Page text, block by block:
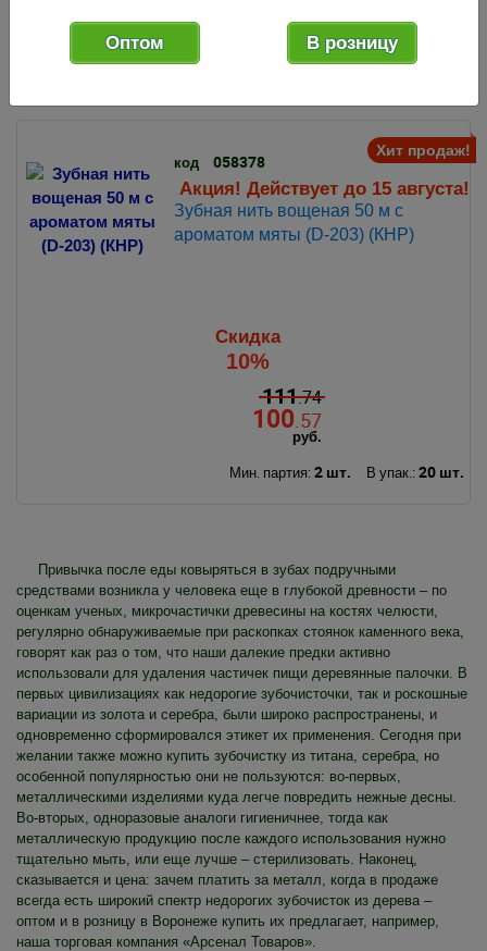
.33 руб.
Мин. партия:2 шт. В упак.:
Хит продаж!
код
058378
Акция! Действует до 15 августа!
Зубная нить вощеная 50 м с
ароматом мяты (D-203) (КНР)
Скидка
10%
111.74
100.57
руб.
Мин. партия: 2 шт. В упак.: 20 шт.
Привычка после еды ковыряться в зубах подручными
средствами возникла у человека еще в глубокой древности – по
оценкам ученых, микрочастички древесины на костях челюсти,
регулярно обнаруживаемые при раскопках стоянок каменного века,
говорят как раз о том, что наши далекие предки активно
использовали для удаления частичек пищи деревянные палочки. В
первых цивилизациях как недорогие зубочисточки, так и роскошные
вариации из золота и серебра, были широко распространены, и
одновременно сформировался этикет их применения. Сегодня при
желании также можно купить зубочистку из титана, серебра, но
особенной популярностью они не пользуются: во-первых,
металлическими изделиями куда легче повредить нежные десны.
Во-вторых, одноразовые аналоги гигиеничнее, тогда как
металлическую продукцию после каждого использования нужно
тщательно мыть, или еще лучше – стерилизовать. Наконец,
сказывается и цена: зачем платить за металл, когда в продаже
всегда есть широкий спектр недорогих зубочисток из дерева –
оптом и в розницу в Воронеже купить их предлагает, например,
наша торговая компания «Арсенал Товаров».
Оптом В розницу